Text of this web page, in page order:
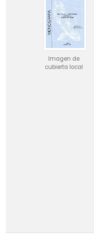
Imagen de
cubierta local